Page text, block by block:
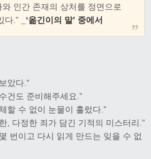
인간 존재의 상처를 정면으로
다.”
_‘옮긴이의 말’ 중에서
았다.”
도 준비해주세요.”
수 없이 눈물이 흘렀다.”
정한 죄가 담긴 기적의 미스터리.”
이고 다시 읽게 만드는 잊을 수 없